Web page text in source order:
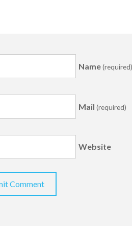
Name
Mail(required)
Website